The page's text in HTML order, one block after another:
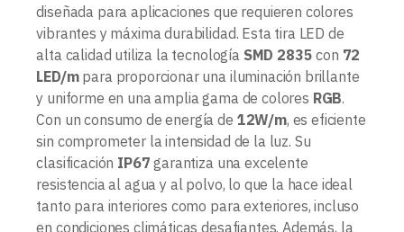
diseñada para aplicaciones que requieren colores
vibrantes y máxima durabilidad. Esta tira LED de
alta calidad utiliza la tecnología SMD 2835 con 72
LED/mpara proporcionar una iluminación brillante
y uniforme en una amplia gama de colores RGB.
Con un consumo de energía de 12W/m, es eficiente
sin comprometer la intensidad de la luz. Su
clasificación IP67 garantiza una excelente
resistencia al agua y al polvo, lo que la hace ideal
tanto para interiores como para exteriores, incluso
en condiciones climáticas desafiantes. Además, la